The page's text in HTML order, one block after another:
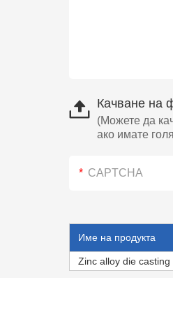
Качване на
(Можете да
ако имате
Име на продукта
Zinc alloy die casting